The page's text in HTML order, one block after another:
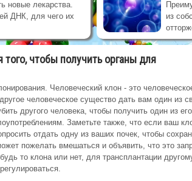
новые лекарства.
ДНК, для чего их
из
чтобы получить органы для
Человеческий клон - это
человеческое существо дать вам один из
другого человека, чтобы получить один из его
Заметьте также, что если ваш
отдать одну из ваших почек, чтобы
пожелать вмешаться и объявить, что это
то клона или нет, для трансплантации